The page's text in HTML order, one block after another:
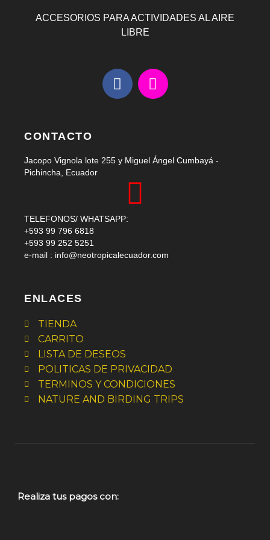
ACCESORIOS PARA ACTIVIDADES AL AIRE
LIBRE
F
a
o
I
n
g
r
CONTACTO
Jacopo Vignola lote 255 y Miguel Ángel Cumbayá -
Pichincha, Ecuador
TELEFONOS/ WHATSAPP:
+593 99 796 6818
+593 99 252 5251
e-mail : info@neotropicalecuador.com
ENLACES
TIENDA
CARRITO
LISTA DE DESEOS
POLITICAS DE PRIVACIDAD
TERMINOS Y CONDICIONES
NATURE AND BIRDING TRIPS
Realiza tus pagos con: